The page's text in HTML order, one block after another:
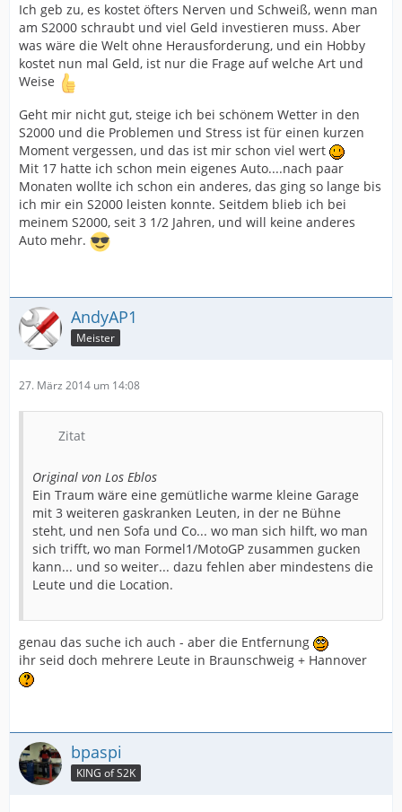
Ich geb zu, es kostet öfters Nerven und Schweiß, wenn man
am S2000 schraubt und viel Geld investieren muss. Aber
was wäre die Welt ohne Herausforderung, und ein Hobby
kostet nun mal Geld, ist nur die Frage auf welche Art und
Weise
Geht mir nicht gut, steige ich bei schönem Wetter in den
S2000 und die Problemen und Stress ist für einen kurzen
Moment vergessen, und das ist mir schon viel wert
Mit 17 hatte ich schon mein eigenes Auto....nach paar
Monaten wollte ich schon ein anderes, das ging so lange bis
ich mir ein S2000 leisten konnte. Seitdem blieb ich bei
meinem S2000, seit 3 1/2 Jahren, und will keine anderes
Auto mehr.
AndyAP1
Meister
27. März 2014 um 14:08
Zitat
Original von Los Eblos
Ein Traum wäre eine gemütliche warme kleine Garage
mit 3 weiteren gaskranken Leuten, in der ne Bühne
steht, und nen Sofa und Co... wo man sich hilft, wo man
sich trifft, wo man Formel1/MotoGP zusammen gucken
kann... und so weiter... dazu fehlen aber mindestens die
Leute und die Location.
genau das suche ich auch - aber die Entfernung
ihr seid doch mehrere Leute in Braunschweig + Hannover
bpaspi
KING of S2K